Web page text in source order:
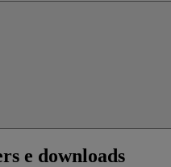
e downloads